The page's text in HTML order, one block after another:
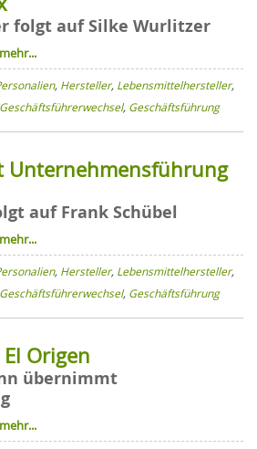
folgt auf Silke Wurlitzer
mehr...
, Hersteller, Lebensmittelhersteller,
Geschäftsführerwechsel, Geschäftsführung
Unternehmensführung
auf Frank Schübel
mehr...
, Hersteller, Lebensmittelhersteller,
Geschäftsführerwechsel, Geschäftsführung
Origen
übernimmt
mehr...